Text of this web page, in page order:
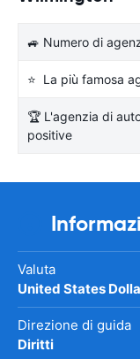
🚙 Numero di
⭐ La più famosa
🏆 L'agenzia di
positive
Valuta
United States
Direzione di guida
Diritti